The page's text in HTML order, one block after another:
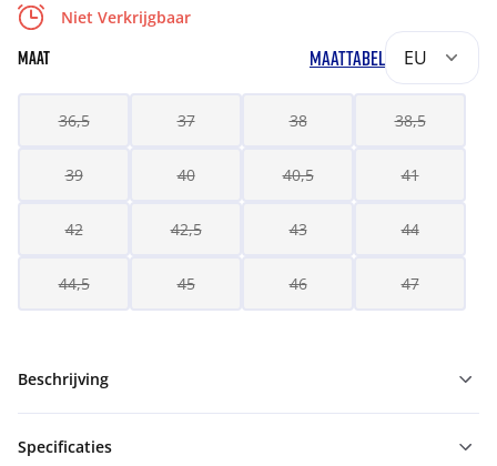
Niet Verkrijgbaar
MAAT MAATTABEL EU
36,5 37 38 38,5
39 40 40,5 41
42 42,5 43 44
44,5 45 46 47
Beschrijving
Specificaties